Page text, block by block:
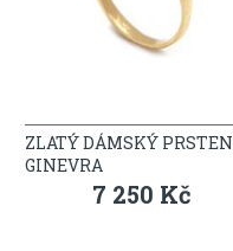
ZLATÝ DÁMSKÝ PRSTEN
GINEVRA
7 250 Kč